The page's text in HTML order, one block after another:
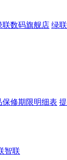
联数码旗舰店 绿
保修期限明细表
智联